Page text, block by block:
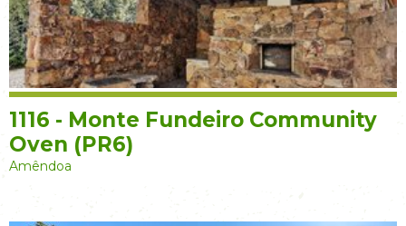
1116 - Monte Fundeiro Community
Oven (PR6)
Amêndoa